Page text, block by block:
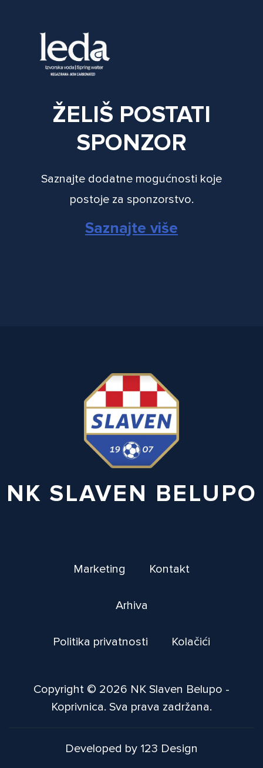
ŽELIŠ POSTATI
SPONZOR
Saznajte dodatne mogućnosti koje
postoje za sponzorstvo.
Saznajte više
NK SLAVEN BELUPO
Marketing Kontakt
Arhiva
Politika privatnosti Kolačići
Copyright © 2026 NK Slaven Belupo -
Koprivnica. Sva prava zadržana.
Developed by 123 Design